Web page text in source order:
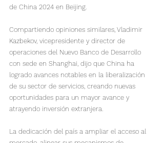
de China 2024 en Beijing.
Compartiendo opiniones similares, Vladimir
Kazbekov, vicepresidente y director de
operaciones del Nuevo Banco de Desarrollo
con sede en Shanghai, dijo que China ha
logrado avances notables en la liberalización
de su sector de servicios, creando nuevas
oportunidades para un mayor avance y
atrayendo inversión extranjera.
La dedicación del país a ampliar el acceso al